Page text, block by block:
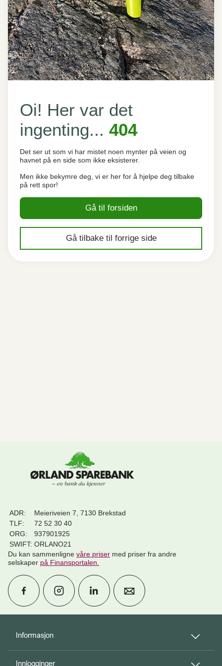
Oi! Her var det
ingenting... 404
Det ser ut som vi har mistet noen mynter på veien og
havnet på en side som ikke eksisterer.
Men ikke bekymre deg, vi er her for å hjelpe deg tilbake
på rett spor!
Gå tilbake til forrige side
Gå til forsiden
Informasjon
Innlogginger
ADR:
Meieriveien 7, 7130 Brekstad
TLF:
72 52 30 40
ORG:
937901925
SWIFT: ORLANO21
Du kan sammenligne våre priser med priser fra andre
selskaper på Finansportalen